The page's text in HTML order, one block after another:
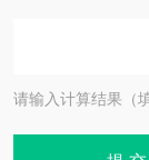
请输入计算结果（